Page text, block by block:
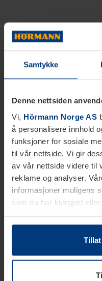
Samtykke
Denne nettsiden
Vi, Hörmann Norge AS
å personalisere innhold
funksjoner for sosiale
til vår nettside. Vi gir
av vår nettside videre til
reklame og analyser.
informasjoner muligens
som du har klargjort
bruk av tjenestene.
Etter loven kan vi lagre
datamaskin, hvis disse
trenger vi din tillatelse.
tilbakekalle ditt